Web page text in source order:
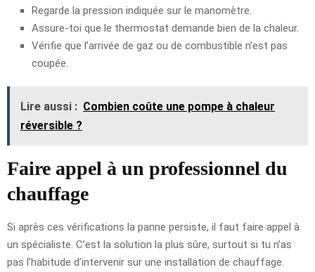
Regarde la pression indiquée sur le manomètre.
Assure-toi que le thermostat demande bien de la chaleur.
Vérifie que l’arrivée de gaz ou de combustible n’est pas
coupée.
Lire aussi : Combien coûte une pompe à chaleur
réversible ?
Faire appel à un professionnel du
chauffage
Si après ces vérifications la panne persiste, il faut faire appel à
un spécialiste. C’est la solution la plus sûre, surtout si tu n’as
pas l’habitude d’intervenir sur une installation de chauffage.